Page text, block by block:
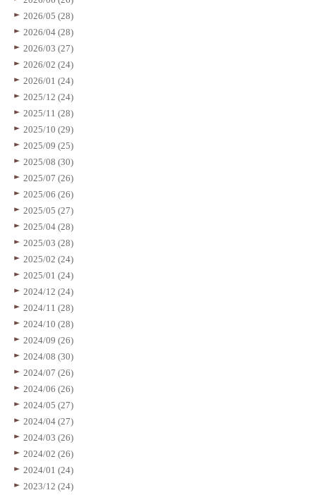
2026/05 (28)
2026/04 (28)
2026/03 (27)
2026/02 (24)
2026/01 (24)
2025/12 (24)
2025/11 (28)
2025/10 (29)
2025/09 (25)
2025/08 (30)
2025/07 (26)
2025/06 (26)
2025/05 (27)
2025/04 (28)
2025/03 (28)
2025/02 (24)
2025/01 (24)
2024/12 (24)
2024/11 (28)
2024/10 (28)
2024/09 (26)
2024/08 (30)
2024/07 (26)
2024/06 (26)
2024/05 (27)
2024/04 (27)
2024/03 (26)
2024/02 (26)
2024/01 (24)
2023/12 (24)